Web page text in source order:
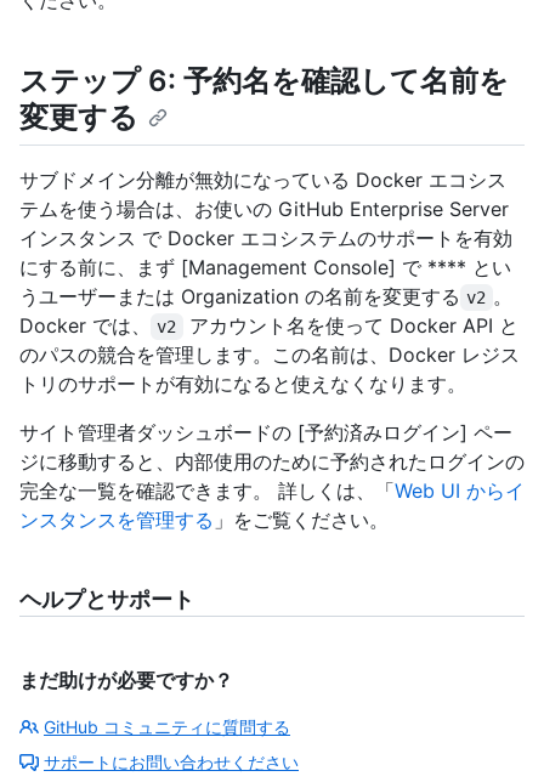
ステップ 6: 予約名を確認して名前を
変更する
サブドメイン分離が無効になっている Docker エコシス
テムを使う場合は、お使いの GitHub Enterprise Server
インスタンス で Docker エコシステムのサポートを有効
にする前に、まず [Management Console] で **** とい
うユーザーまたは Organization の名前を変更する v2 。
Docker では、
v2
アカウント名を使って Docker API と
のパスの競合を管理します。この名前は、Docker レジス
トリのサポートが有効になると使えなくなります。
サイト管理者ダッシュボードの [予約済みログイン] ペー
ジに移動すると、内部使用のために予約されたログインの
完全な一覧を確認できます。 詳しくは、「Web UI からイ
ンスタンスを管理する 」をご覧ください。
ヘルプとサポート
まだ助けが必要ですか？
GitHub コミュニティに質問する
サポートにお問い合わせください